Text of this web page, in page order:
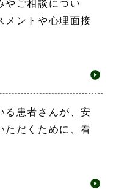
やご相談につい
メントや心理面接
る患者さんが、安
ただくために、看